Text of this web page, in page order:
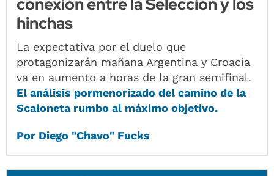
conexión entre la Selección y los
hinchas
La expectativa por el duelo que
protagonizarán mañana Argentina y Croacia
va en aumento a horas de la gran semifinal.
El análisis pormenorizado del camino de la
Scaloneta rumbo al máximo objetivo.
Por Diego "Chavo" Fucks